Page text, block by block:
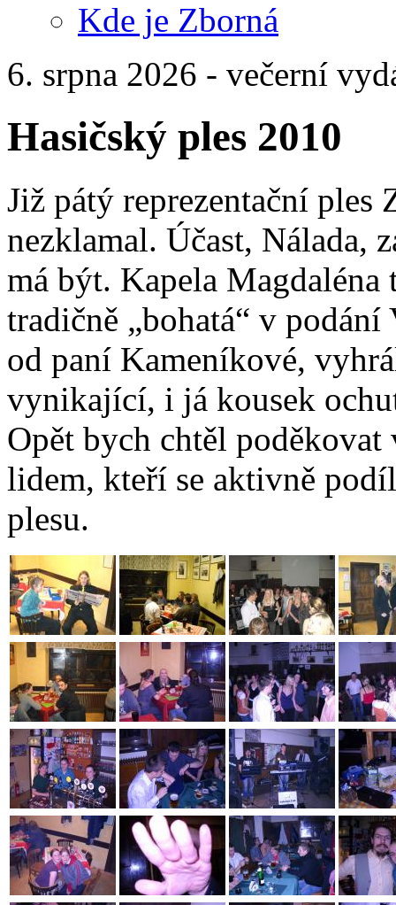
Kde je Zborná
6. srpna 2026 - večerní
Hasičský ples 2010
Již pátý reprezentační ples
nezklamal. Účast, Nálada,
má být. Kapela
tradičně „bohatá“ v
od paní Kameníkové,
vynikající, i já kousek
Opět bych chtěl
lidem, kteří se aktivně
plesu.